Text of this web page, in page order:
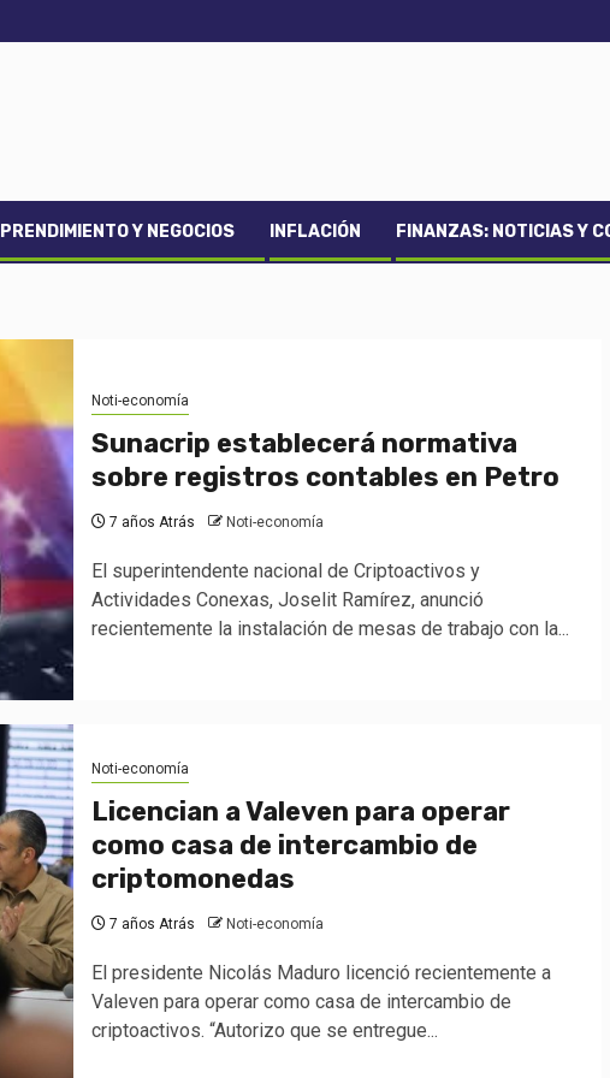
Y NEGOCIOS INFLACIÓN FINANZAS: NOTICIAS Y
Noti-economía
Sunacrip establecerá normativa
sobre registros contables en Petro
7 años Atrás Noti-economía
El superintendente nacional de Criptoactivos y
Actividades Conexas, Joselit Ramírez, anunció
recientemente la instalación de mesas de trabajo con la...
Noti-economía
Licencian a Valeven para operar
como casa de intercambio de
criptomonedas
7 años Atrás Noti-economía
El presidente Nicolás Maduro licenció recientemente a
Valeven para operar como casa de intercambio de
criptoactivos. “Autorizo que se entregue...